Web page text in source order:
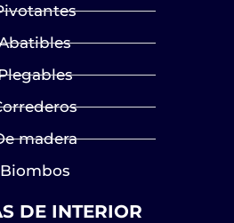
madera
Biombos
DE INTERIOR